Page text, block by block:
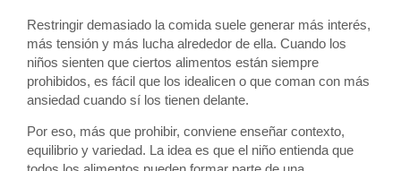
Restringir demasiado la comida suele generar más interés,
más tensión y más lucha alrededor de ella. Cuando los
niños sienten que ciertos alimentos están siempre
prohibidos, es fácil que los idealicen o que coman con más
ansiedad cuando sí los tienen delante.
Por eso, más que prohibir, conviene enseñar contexto,
equilibrio y variedad. La idea es que el niño entienda que